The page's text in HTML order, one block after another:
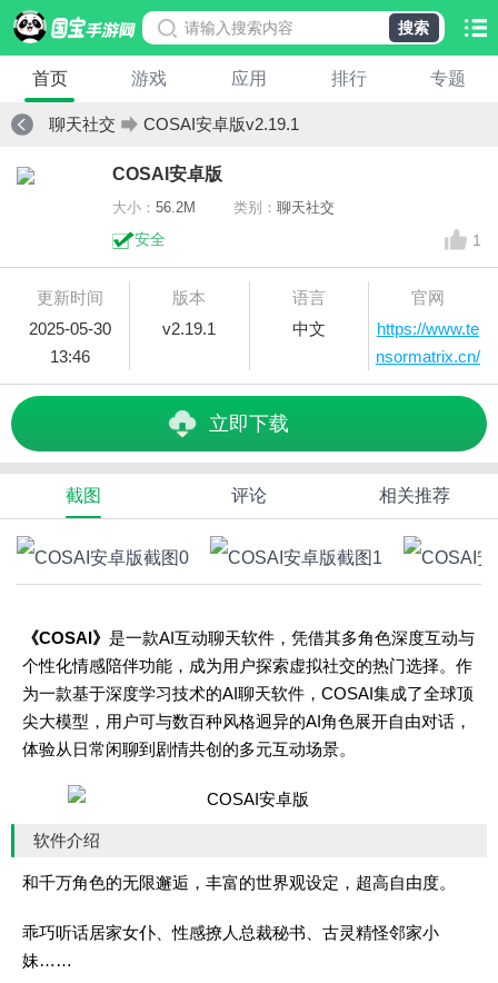
搜索
首页 游戏 应用 排行 专题
聊天社交 COSAI安卓版v2.19.1
COSAI安卓版
大小： 56.2M 类别： 聊天社交
安全 1
更新时间
2025-05-30
13:46
版本
v2.19.1
语言
中文
官网
https://www.te
nsormatrix.cn/
立即下载
截图 评论 相关推荐
《COSAI》 是一款AI互动聊天软件，凭借其多角色深度互动与
个性化情感陪伴功能，成为用户探索虚拟社交的热门选择。作
为一款基于深度学习技术的AI聊天软件，COSAI集成了全球顶
尖大模型，用户可与数百种风格迥异的AI角色展开自由对话，
体验从日常闲聊到剧情共创的多元互动场景。
软件介绍
和千万角色的无限邂逅，丰富的世界观设定，超高自由度。
乖巧听话居家女仆、性感撩人总裁秘书、古灵精怪邻家小
妹……